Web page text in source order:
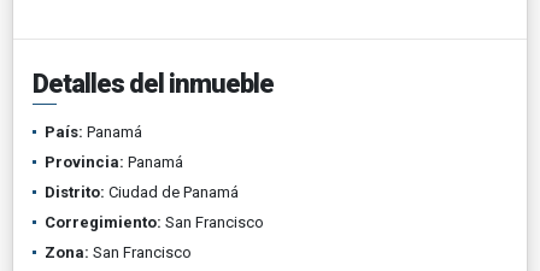
Detalles del inmueble
País: Panamá
Provincia: Panamá
Distrito: Ciudad de Panamá
Corregimiento: San Francisco
Zona: San Francisco